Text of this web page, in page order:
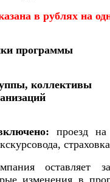
в рублях на
программы
коллективы
проезд на
оставляет
изменения в